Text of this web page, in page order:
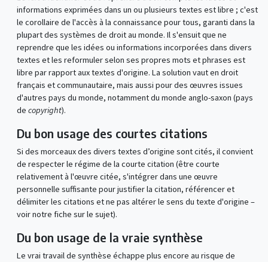
informations exprimées dans un ou plusieurs textes est libre ; c'est
le corollaire de l'accès à la connaissance pour tous, garanti dans la
plupart des systèmes de droit au monde. Il s'ensuit que ne
reprendre que les idées ou informations incorporées dans divers
textes et les reformuler selon ses propres mots et phrases est
libre par rapport aux textes d'origine. La solution vaut en droit
français et communautaire, mais aussi pour des œuvres issues
d'autres pays du monde, notamment du monde anglo-saxon (pays
de copyright).
Du bon usage des courtes citations
Si des morceaux des divers textes d’origine sont cités, il convient
de respecter le régime de la courte citation (être courte
relativement à l'œuvre citée, s'intégrer dans une œuvre
personnelle suffisante pour justifier la citation, référencer et
délimiter les citations et ne pas altérer le sens du texte d'origine –
voir notre fiche sur le sujet).
Du bon usage de la vraie synthèse
Le vrai travail de synthèse échappe plus encore au risque de